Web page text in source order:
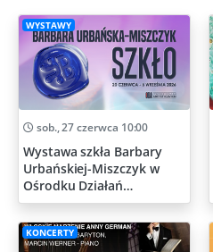
WYSTAWY
sob., 27 czerwca 10:00
Wystawa szkła Barbary
Urbańskiej-Miszczyk w
Ośrodku Działań
Artystycznych
KONCERTY